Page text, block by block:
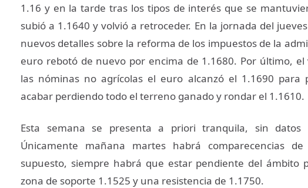
1.16 y en la tarde tras los tipos de interés que se
subió a 1.1640 y volvió a retroceder. En la jornada del
nuevos detalles sobre la reforma de los impuestos de la
euro rebotó de nuevo por encima de 1.1680. Por último, el
las nóminas no agrícolas el euro alcanzó el 1.1690 para
acabar perdiendo todo el terreno ganado y rondar el 1.1610.
Esta semana se presenta a priori tranquila, sin datos
Únicamente mañana martes habrá comparecencias
supuesto, siempre habrá que estar pendiente del ámbito
zona de soporte 1.1525 y una resistencia de 1.1750.